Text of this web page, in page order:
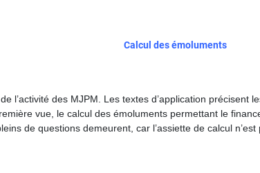
Calcul des émoluments
l’activité des MJPM. Les textes d’application précisent
vue, le calcul des émoluments permettant le
de questions demeurent, car l’assiette de calcul